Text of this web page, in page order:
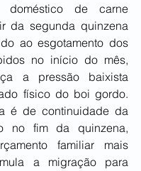
doméstico de carne
da segunda quinzena
ao esgotamento dos
no início do mês,
a pressão baixista
físico do boi gordo.
é de continuidade da
no fim da quinzena,
familiar mais
a migração para